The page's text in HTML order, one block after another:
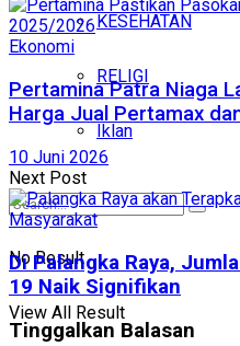
KESEHATAN
RELIGI
Iklan
No Result
View All Result
Ekonomi
Pertamina Patra Niaga
Harga Jual Pertamax
10 Juni 2026
Next Post
Di Palangka Raya,
19 Naik Signifikan
Tinggalkan Balasan